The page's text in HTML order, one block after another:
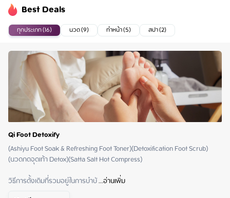
Best Deals
ทุกประเภท (16) นวด (9) ทำหน้า (5) สปา (2)
Qi Foot Detoxify
(Ashiyu Foot Soak & Refreshing Foot Toner)(Detoxification Foot Scrub)
(นวดกดจุดเท้า Detox)(Satta Salt Hot Compress)
วิธีการดั้งเดิมที่รวมอยู่ในการบำบั ...อ่านเพิ่ม